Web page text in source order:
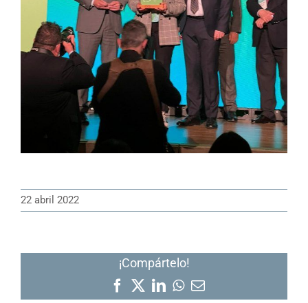
22 abril 2022
¡Compártelo!
Facebook
X LinkedIn
WhatsApp
Correo
electrónico